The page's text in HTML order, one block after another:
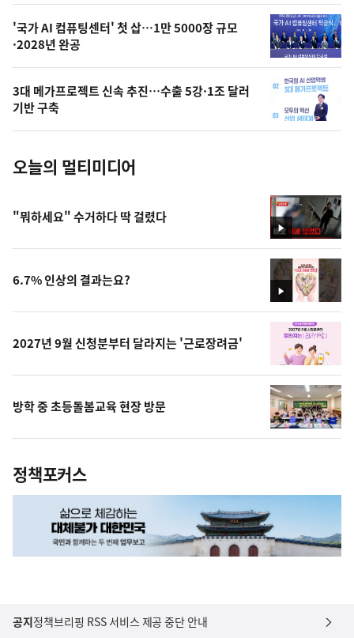
오
늘
의
사
진
'국가 AI 컴퓨팅센터' 첫 삽…1만 5000장 규모
·2028년 완공
3대 메가프로젝트 신속 추진…수출 5강·1조 달러
기반 구축
오늘의 멀티미디어
영
상
"뭐하세요" 수거하다 딱 걸렸다
영
상
6.7% 인상의 결과는요?
2027년 9월 신청분부터 달라지는 '근로장려금'
방학 중 초등돌봄교육 현장 방문
정책포커스
공지정책브리핑 RSS 서비스 제공 중단 안내